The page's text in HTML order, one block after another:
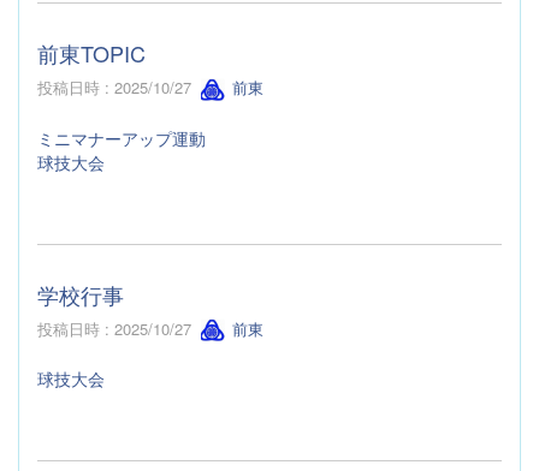
前東TOPIC
投稿日時 : 2025/10/27 前東
ミニマナーアップ運動
球技大会
学校行事
投稿日時 : 2025/10/27 前東
球技大会